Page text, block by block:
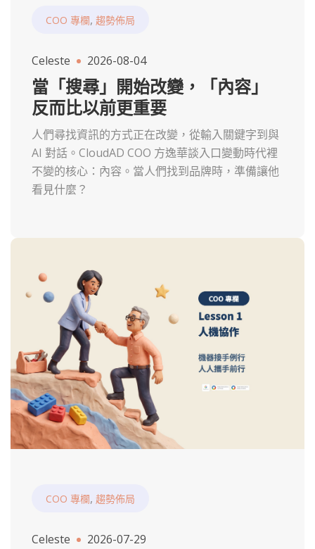
COO 專欄, 趨勢佈局
Celeste 2026-08-04
當「搜尋」開始改變，「內容」
反而比以前更重要
人們尋找資訊的方式正在改變，從輸入關鍵字到與
AI 對話。CloudAD COO 方逸華談入口變動時代裡
不變的核心：內容。當人們找到品牌時，準備讓他
看見什麼？
COO 專欄, 趨勢佈局
Celeste 2026-07-29